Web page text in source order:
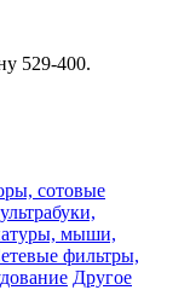
529-400.
сотовые
мыши,
фильтры,
Другое